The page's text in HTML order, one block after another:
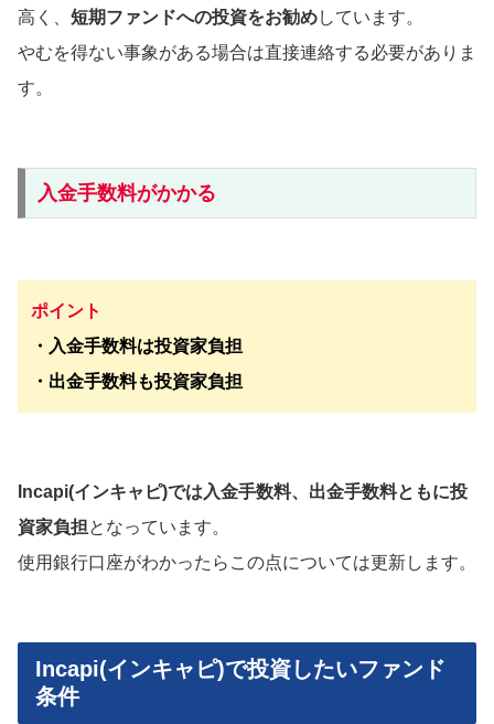
高く、 短期ファンドへの投資をお勧めしています。
やむを得ない事象がある場合は直接連絡する必要がありま
す。
入金手数料がかかる
ポイント
・入金手数料は投資家負担
・出金手数料も投資家負担
Incapi(インキャピ)では入金手数料、 出金手数料ともに投
資家負担となっています。
使用銀行口座がわかったらこの点については更新します。
Incapi(インキャピ)で投資したいファンド
条件